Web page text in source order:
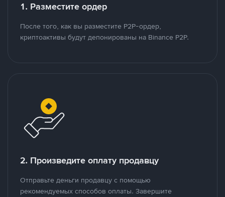
1. Разместите ордер
После того, как вы разместите P2P-ордер,
криптоактивы будут депонированы на Binance P2P.
2. Произведите оплату продавцу
Отправьте деньги продавцу с помощью
рекомендуемых способов оплаты. Завершите